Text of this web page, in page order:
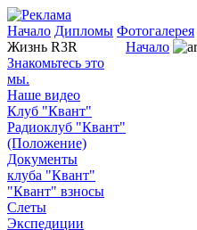
Начало Дипломы Фотогалерея
Жизнь R3R
Знакомьтесь это
мы.
Наше видео
Клуб "Квант"
Радиоклуб "Квант"
(Положение)
Документы
клуба "Квант"
"Квант" взносы
Слеты
Экспедиции
Начало